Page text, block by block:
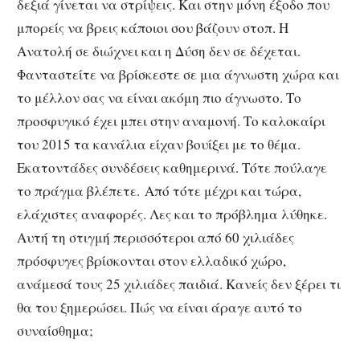
δεξιά γίνεται να στρίψεις. Και στην μόνη έξοδο που
μπορείς να βρεις κάποιοι σου βάζουν στοπ. Η
Ανατολή σε διώχνει και η Δύση δεν σε δέχεται.
Φανταστείτε να βρίσκεστε σε μια άγνωστη χώρα και
το μέλλον σας να είναι ακόμη πιο άγνωστο. Το
προσφυγικό έχει μπει στην αναμονή. Το καλοκαίρι
του 2015 τα κανάλια είχαν βουίξει με το θέμα.
Εκατοντάδες συνδέσεις καθημερινά. Τότε πούλαγε
το πράγμα βλέπετε. Από τότε μέχρι και τώρα,
ελάχιστες αναφορές. Λες και το πρόβλημα λύθηκε.
Αυτή τη στιγμή περισσότεροι από 60 χιλιάδες
πρόσφυγες βρίσκονται στον ελλαδικό χώρο,
ανάμεσά τους 25 χιλιάδες παιδιά. Κανείς δεν ξέρει τι
θα του ξημερώσει. Πώς να είναι άραγε αυτό το
συναίσθημα;